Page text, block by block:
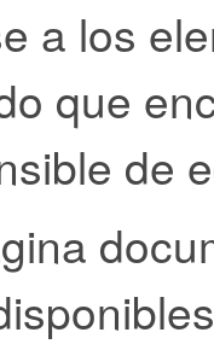
a los
que
de